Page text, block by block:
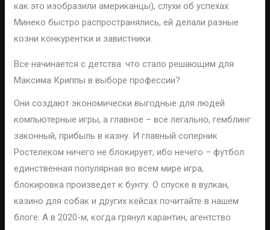
как это изобразили американцы), слухи об успехах
Минеко быстро распространялись, ей делали разные
козни конкурентки и завистники.
Все начинается с детства: что стало решающим для
Максима Криппы в выборе профессии?
Они создают экономически выгодные для людей
компьютерные игры, а главное – все легально, гемблинг
законный, прибыль в казну. И главный соперник
Ростелеком ничего не блокирует, ибо нечего – футбол
единственная популярная во всем мире игра,
блокировка произведет к бунту. О спуске в вулкан,
казино для собак и других кейсах почитайте в нашем
блоге. А в 2020-м, когда грянул карантин, агентство